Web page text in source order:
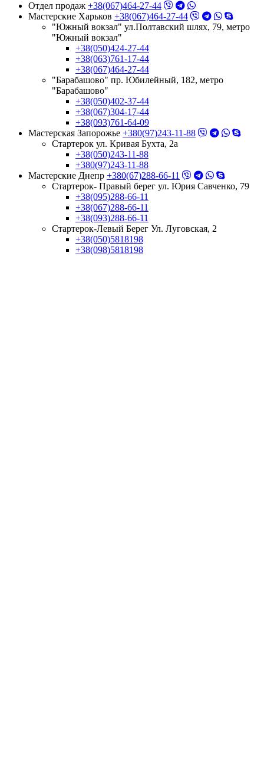
Отдел продаж +38(067)464-27-44
Мастерские Харьков +38(067)464-27-44
"Южный вокзал" ул.Полтавский шлях, 79, метро
"Южный вокзал"
+38(050)424-27-44
+38(063)761-17-44
+38(067)464-27-44
"Барабашово" пр. Юбилейный, 182, метро
"Барабашово"
+38(050)402-37-44
+38(067)304-17-44
+38(093)761-64-09
Мастерская Запорожье +380(97)243-11-88
Стартерок ул. Кривая Бухта, 2а
+38(050)243-11-88
+380(97)243-11-88
Мастерские Днепр +380(67)288-66-11
Стартерок- Правый берег ул. Юрия Савченко, 79
+38(095)288-66-11
+38(067)288-66-11
+38(093)288-66-11
Стартерок-Левый Берег Ул. Луговская, 2
+38(050)5818198
+38(098)5818198